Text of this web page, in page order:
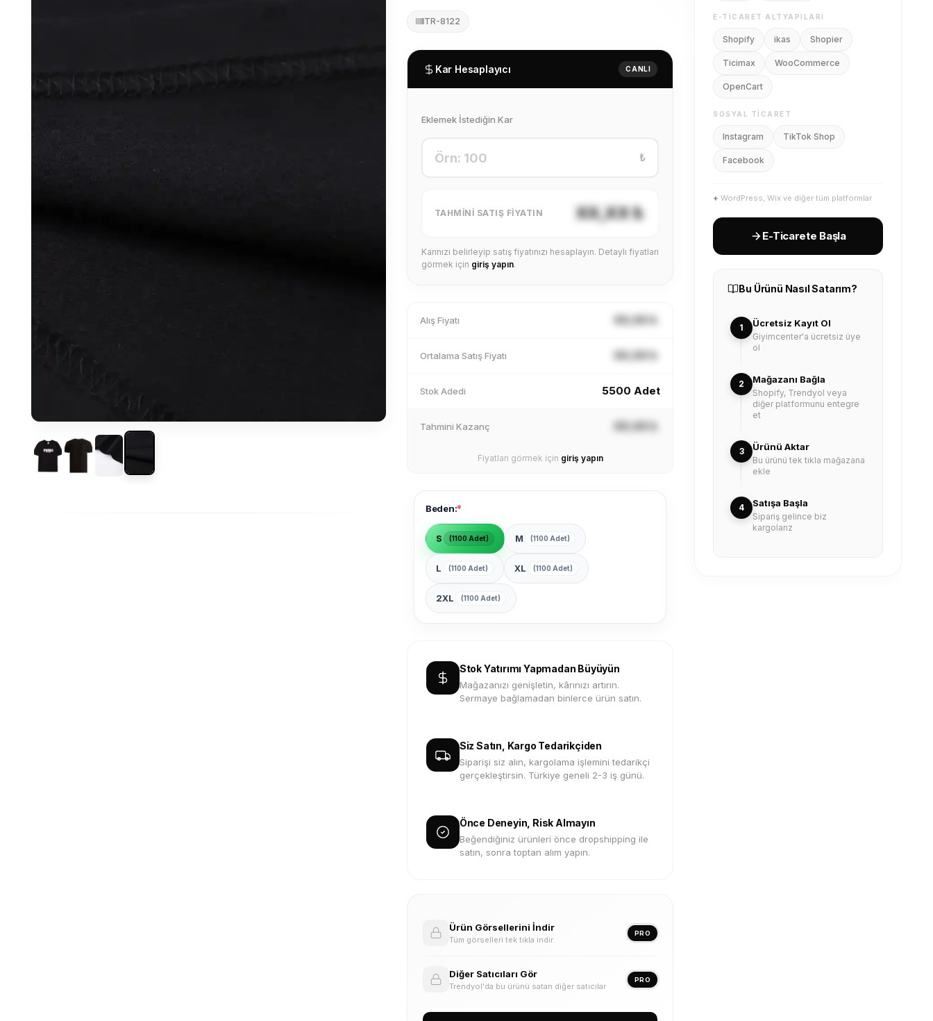
TR-8122
Kar Hesaplayıcı CANLI
Eklemek İstediğin Kar
₺
TAHMINI SATIŞ FIYATIN XX,XX ₺
Karınızı belirleyip satış fiyatınızı hesaplayın. Detaylı fiyatları
görmek için giriş yapın.
Alış Fiyatı XX,XX ₺
Ortalama Satış Fiyatı XX,XX ₺
Stok Adedi 5500 Adet
Tahmini Kazanç XX,XX ₺
Fiyatları görmek için giriş yapın
Beden:*
S (1100 Adet) M (1100 Adet)
L (1100 Adet) XL (1100 Adet)
2XL (1100 Adet)
Stok Yatırımı Yapmadan Büyüyün
Mağazanızı genişletin, kârınızı artırın.
Sermaye bağlamadan binlerce ürün satın.
Siz Satın, Kargo Tedarikçiden
Siparişi siz alın, kargolama işlemini tedarikçi
gerçekleştirsin. Türkiye geneli 2-3 iş günü.
Önce Deneyin, Risk Almayın
Beğendiğiniz ürünleri önce dropshipping ile
satın, sonra toptan alım yapın.
Ürün Görsellerini İndir
Tüm görselleri tek tıkla indir
PRO
Diğer Satıcıları Gör
Trendyol'da bu ürünü satan diğer satıcılar
PRO
E-TICARET ALTYAPILARI
Shopify ikas Shopier
Ticimax WooCommerce
OpenCart
SOSYAL TICARET
Instagram TikTok Shop
Facebook
+ WordPress, Wix ve diğer tüm platformlar
E-Ticarete Başla
Bu Ürünü Nasıl Satarım?
1 Ücretsiz Kayıt Ol
Giyimcenter'a ücretsiz üye
ol
2 Mağazanı Bağla
Shopify, Trendyol veya
diğer platformunu entegre
et
3 Ürünü Aktar
Bu ürünü tek tıkla mağazana
ekle
4 Satışa Başla
Sipariş gelince biz
kargolarız